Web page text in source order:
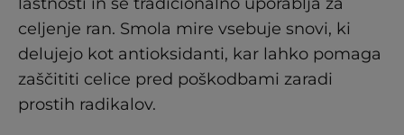
celjenje ran. Smola mire vsebuje snovi, ki
delujejo kot antioksidanti, kar lahko pomaga
zaščititi celice pred poškodbami zaradi
prostih radikalov.